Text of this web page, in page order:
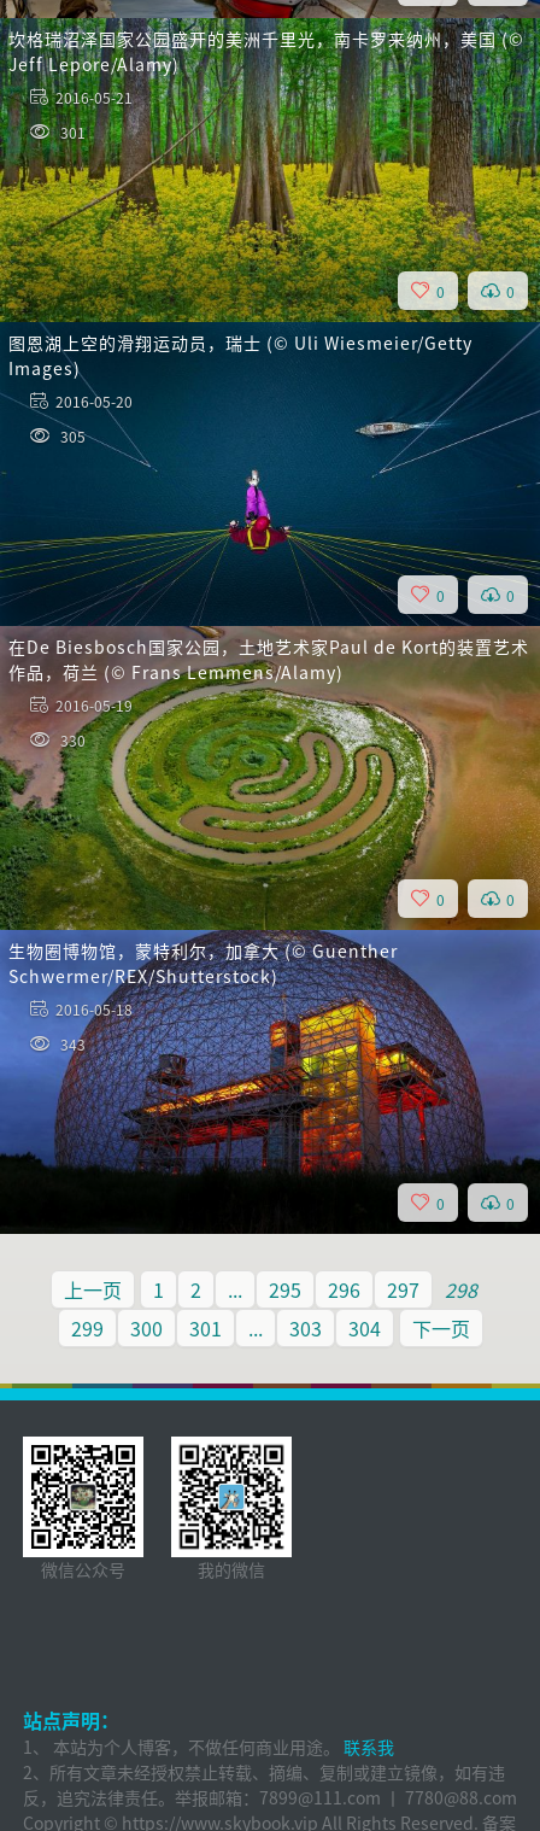
坎格瑞沼泽国家公园盛开的美洲千里光，南卡罗来纳州，美国 (©
Jeff Lepore/Alamy)
2016-05-21
301
0 0
图恩湖上空的滑翔运动员，瑞士 (© Uli Wiesmeier/Getty
Images)
2016-05-20
305
0 0
在De Biesbosch国家公园，土地艺术家Paul de Kort的装置艺术
作品，荷兰 (© Frans Lemmens/Alamy)
2016-05-19
330
0 0
生物圈博物馆，蒙特利尔，加拿大 (© Guenther
Schwermer/REX/Shutterstock)
2016-05-18
343
0 0
上一页 1 2 ... 295 296 297
298
299
300 301 ... 303 304 下一页
微信公众号 我的微信
站点声明：
1、 本站为个人博客，不做任何商业用途。 联系我
2、所有文章未经授权禁止转载、摘编、复制或建立镜像，如有违
反，追究法律责任。举报邮箱： 7899@111.com 丨 7780@88.com
Copyright © https://www.skybook.vip All Rights Reserved. 备案